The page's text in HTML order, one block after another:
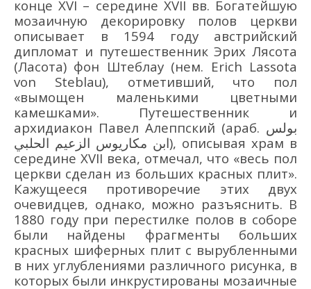
конце XVI – середине XVII вв. Богатейшую
мозаичную декорировку полов церкви
описывает в 1594 году австрийский
дипломат и путешественник Эрих Лясота
(Ласота) фон Штеблау (нем. Erich Lassota
von Steblau), отметивший, что пол
«вымощен маленькими цветными
камешками». Путешественник и
архидиакон Павел Алеппский (араб. بولس
ابن مكاريوس الزعيم الحلبي‎), описывая храм в
середине XVII века, отмечал, что «весь пол
церкви сделан из больших красных плит».
Кажущееся противоречие этих двух
очевидцев, однако, можно разъяснить. В
1880 году при перестилке полов в соборе
были найдены фрагменты больших
красных шиферных плит с вырубленными
в них углублениями различного рисунка, в
которых были инкрустированы мозаичные